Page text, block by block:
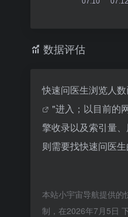
数据评估
快速问医生浏览人
"进入；以目前的
擎收录以及索引量
则需要找快速问医
本站小宇宙导航提供的
制，在2026年7月5日